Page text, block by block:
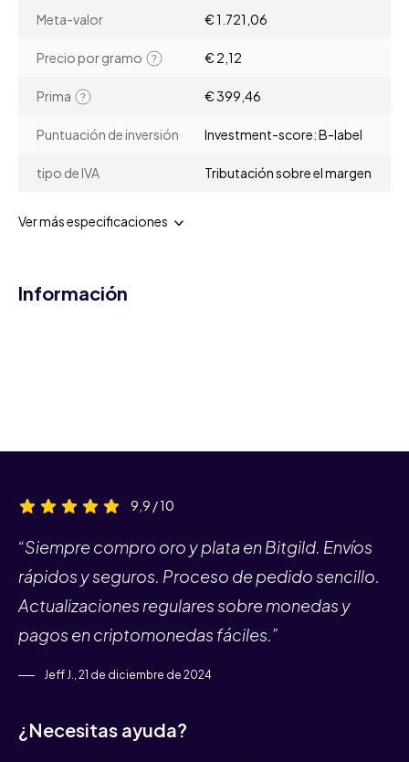
Meta-valor € 1.721,06
Precio por gramo € 2,12
Prima € 399,46
Puntuación de inversión Investment-score: B-label
tipo de IVA Tributación sobre el margen
Ver más especificaciones
Información
9,9 / 10
“Siempre compro oro y plata en Bitgild. Envíos
rápidos y seguros. Proceso de pedido sencillo.
Actualizaciones regulares sobre monedas y
pagos en criptomonedas fáciles.”
Jeff J., 21 de diciembre de 2024
¿Necesitas ayuda?